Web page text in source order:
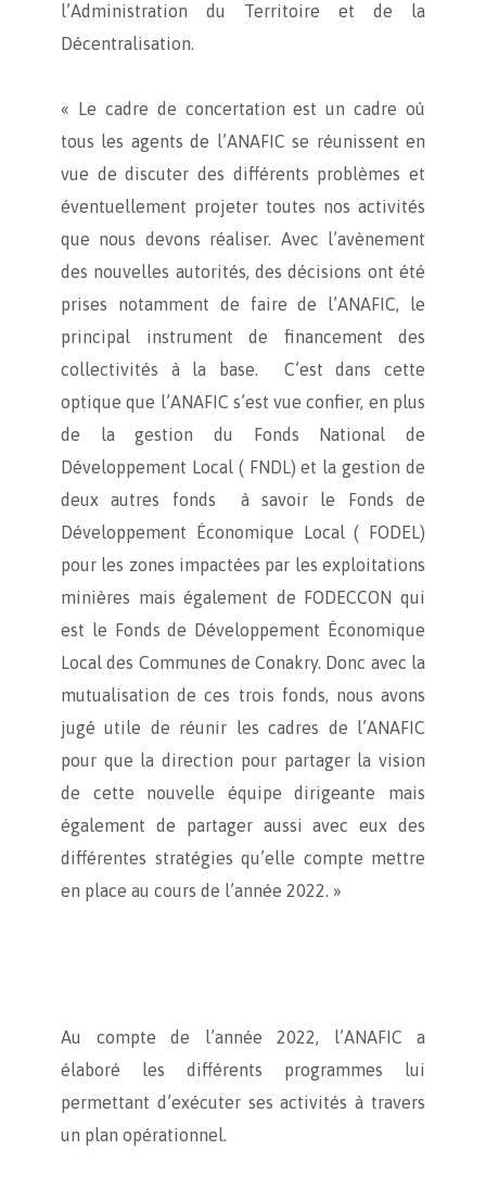
l’Administration du Territoire et de la
Décentralisation.
« Le cadre de concertation est un cadre où
tous les agents de l’ANAFIC se réunissent en
vue de discuter des différents problèmes et
éventuellement projeter toutes nos activités
que nous devons réaliser. Avec l’avènement
des nouvelles autorités, des décisions ont été
prises notamment de faire de l’ANAFIC, le
principal instrument de financement des
collectivités à la base. C’est dans cette
optique que l’ANAFIC s’est vue confier, en plus
de la gestion du Fonds National de
Développement Local ( FNDL) et la gestion de
deux autres fonds à savoir le Fonds de
Développement Économique Local ( FODEL)
pour les zones impactées par les exploitations
minières mais également de FODECCON qui
est le Fonds de Développement Économique
Local des Communes de Conakry. Donc avec la
mutualisation de ces trois fonds, nous avons
jugé utile de réunir les cadres de l’ANAFIC
pour que la direction pour partager la vision
de cette nouvelle équipe dirigeante mais
également de partager aussi avec eux des
différentes stratégies qu’elle compte mettre
en place au cours de l’année 2022. »
Au compte de l’année 2022, l’ANAFIC a
élaboré les différents programmes lui
permettant d’exécuter ses activités à travers
un plan opérationnel.